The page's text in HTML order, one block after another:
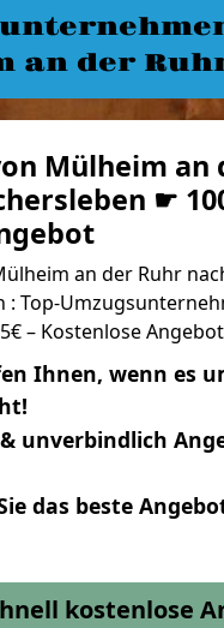
an der
Mülheim an
☛
an der Ruhr
: Top-
– Kostenlose
Ihnen, wenn es
unverbindlich
das beste
kostenlose